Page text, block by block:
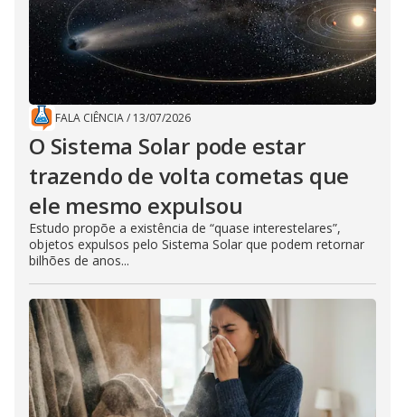
FALA CIÊNCIA/ 13/07/2026
O Sistema Solar pode estar
trazendo de volta cometas que
ele mesmo expulsou
Estudo propõe a existência de “quase interestelares”,
objetos expulsos pelo Sistema Solar que podem retornar
bilhões de anos...